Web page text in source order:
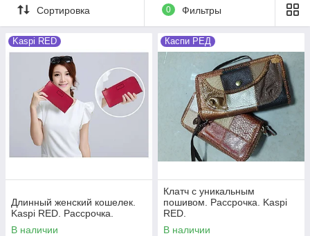
Сортировка 0 Фильтры
Kaspi RED
Длинный женский кошелек.
Kaspi RED. Рассрочка.
В наличии
Каспи РЕД
Клатч с уникальным
пошивом. Рассрочка. Kaspi
RED.
В наличии